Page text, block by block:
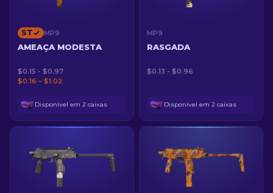
ST MP9
AMEAÇA MODESTA
$0.15 - $0.97
$0.16 – $1.02
Disponível em 2 caixas
MP9
RASGADA
$0.13 - $0.96
Disponível em 2 caixas